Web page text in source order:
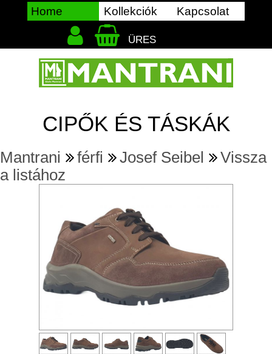
Home Kollekciók Kapcsolat
ÜRES
CIPŐK ÉS TÁSKÁK
Mantrani férfi Josef Seibel
Vissza
a listához